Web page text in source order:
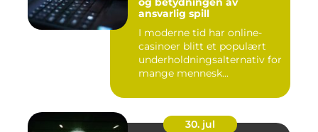
ansvarlig spill
I moderne tid har online-
casinoer blitt et populært
underholdningsalternativ for
mange mennesk...
30. jul